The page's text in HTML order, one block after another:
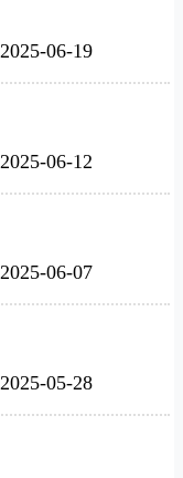
2025-06-19
2025-06-12
2025-06-07
2025-05-28